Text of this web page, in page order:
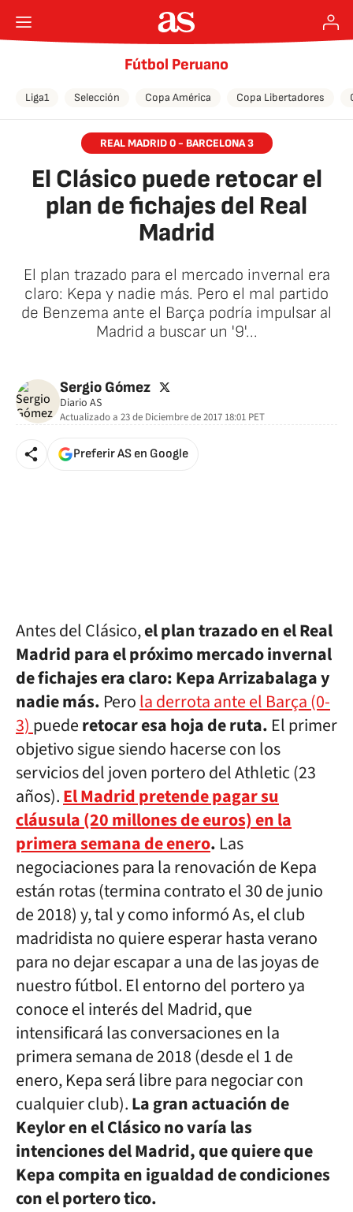
Fútbol Peruano
Liga1 Selección Copa América Copa Libertadores
REAL MADRID 0 - BARCELONA 3
El Clásico puede retocar el
plan de fichajes del Real
Madrid
El plan trazado para el mercado invernal era
claro: Kepa y nadie más. Pero el mal partido
de Benzema ante el Barça podría impulsar al
Madrid a buscar un '9'...
Sergio Gómez twitter
Diario AS
Actualizado a 23 de Diciembre de 2017 18:01 PET
Preferir AS en Google
Antes del Clásico,el plan trazado en el Real
Madrid para el próximo mercado invernal
de fichajes era claro: Kepa Arrizabalaga y
nadie más. Perola derrota ante el Barça (0-
3) puederetocar esa hoja de ruta. El primer
objetivo sigue siendo hacerse con los
servicios del joven portero del Athletic (23
años).El Madrid pretende pagar su
cláusula (20 millones de euros) en la
primera semana de enero. Las
negociaciones para la renovación de Kepa
están rotas (termina contrato el 30 de junio
de 2018) y, tal y como informó As, el club
madridista no quiere esperar hasta verano
para no dejar escapar a una de las joyas de
nuestro fútbol. El entorno del portero ya
conoce el interés del Madrid, que
intensificará las conversaciones en la
primera semana de 2018 (desde el 1 de
enero, Kepa será libre para negociar con
cualquier club).La gran actuación de
Keylor en el Clásico no varía las
intenciones del Madrid, que quiere que
Kepa compita en igualdad de condiciones
con el portero tico.